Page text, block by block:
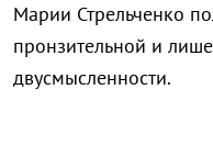
Марии Стрельченко
пронзительной и
двусмысленности.